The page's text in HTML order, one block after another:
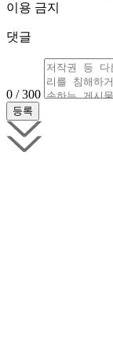
이용 금지
댓글
0 / 300